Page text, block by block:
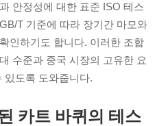
안정성에 대한 표준 ISO 테스
T 기준에 따라 장기간 마모와
인하기도 합니다. 이러한 조합
수준과 중국 시장의 고유한 요
있도록 도와줍니다.
카트 바퀴의 테스